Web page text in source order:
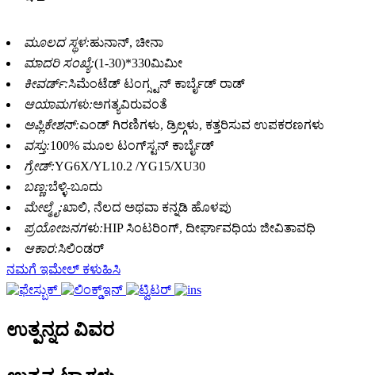
ಮೂಲದ ಸ್ಥಳ:ಹುನಾನ್, ಚೀನಾ
ಮಾದರಿ ಸಂಖ್ಯೆ:(1-30)*330ಮಿಮೀ
ಕೀವರ್ಡ್:ಸಿಮೆಂಟೆಡ್ ಟಂಗ್ಸ್ಟನ್ ಕಾರ್ಬೈಡ್ ರಾಡ್
ಆಯಾಮಗಳು:ಅಗತ್ಯವಿರುವಂತೆ
ಅಪ್ಲಿಕೇಶನ್:ಎಂಡ್ ಗಿರಣಿಗಳು, ಡ್ರಿಲ್ಗಳು, ಕತ್ತರಿಸುವ ಉಪಕರಣಗಳು
ವಸ್ತು:100% ಮೂಲ ಟಂಗ್‌ಸ್ಟನ್ ಕಾರ್ಬೈಡ್
ಗ್ರೇಡ್:YG6X/YL10.2 /YG15/XU30
ಬಣ್ಣ:ಬೆಳ್ಳಿ-ಬೂದು
ಮೇಲ್ಮೈ:ಖಾಲಿ, ನೆಲದ ಅಥವಾ ಕನ್ನಡಿ ಹೊಳಪು
ಪ್ರಯೋಜನಗಳು:HIP ಸಿಂಟರಿಂಗ್, ದೀರ್ಘಾವಧಿಯ ಜೀವಿತಾವಧಿ
ಆಕಾರ:ಸಿಲಿಂಡರ್
ನಮಗೆ ಇಮೇಲ್ ಕಳುಹಿಸಿ
ಉತ್ಪನ್ನದ ವಿವರ